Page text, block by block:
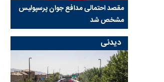
مقصد احتمالی مدافع جوان پرسپولیس
مشخص شد
دیدنی